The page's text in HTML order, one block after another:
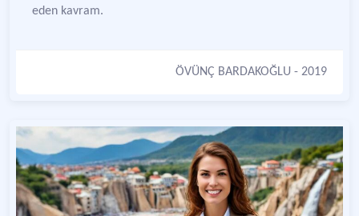
eden kavram.
ÖVÜNÇ BARDAKOĞLU - 2019